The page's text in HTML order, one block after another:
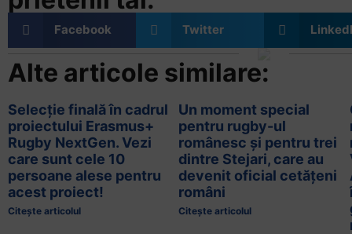
Facebook Twitter
Alte articole similare:
Selecție finală în cadrul
proiectului Erasmus+
Rugby NextGen. Vezi
care sunt cele 10
persoane alese pentru
acest proiect!
Citește articolul
Un moment special
pentru rugby-ul
românesc și pentru trei
dintre Stejari, care au
devenit oficial cetățeni
români
Citește articolul